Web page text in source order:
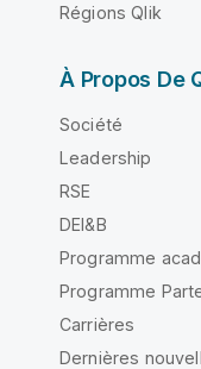
Régions Qlik
À Propos De
Société
Leadership
RSE
DEI&B
Programme
Programme
Carrières
Dernières